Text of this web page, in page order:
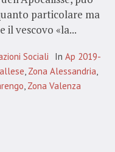
particolare ma
il vescovo «la...
Sociali In Ap 2019-
, Zona Alessandria,
, Zona Valenza